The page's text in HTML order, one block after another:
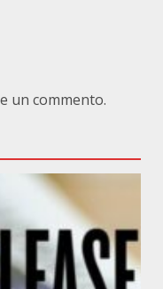
un commento.